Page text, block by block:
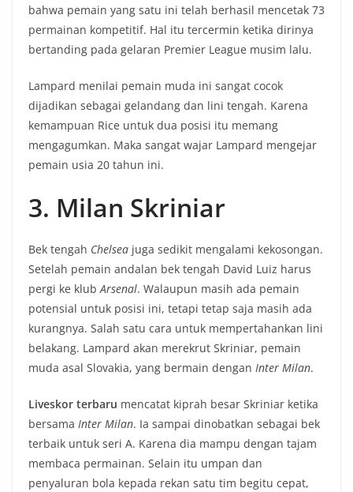
bahwa pemain yang satu ini telah berhasil mencetak 73
permainan kompetitif. Hal itu tercermin ketika dirinya
bertanding pada gelaran Premier League musim lalu.
Lampard menilai pemain muda ini sangat cocok
dijadikan sebagai gelandang dan lini tengah. Karena
kemampuan Rice untuk dua posisi itu memang
mengagumkan. Maka sangat wajar Lampard mengejar
pemain usia 20 tahun ini.
3. Milan Skriniar
Bek tengah Chelsea juga sedikit mengalami kekosongan.
Setelah pemain andalan bek tengah David Luiz harus
pergi ke klubArsenal. Walaupun masih ada pemain
potensial untuk posisi ini, tetapi tetap saja masih ada
kurangnya. Salah satu cara untuk mempertahankan lini
belakang. Lampard akan merekrut Skriniar, pemain
muda asal Slovakia, yang bermain dengan Inter Milan.
Liveskor terbaru mencatat kiprah besar Skriniar ketika
bersama Inter Milan. Ia sampai dinobatkan sebagai bek
terbaik untuk seri A. Karena dia mampu dengan tajam
membaca permainan. Selain itu umpan dan
penyaluran bola kepada rekan satu tim begitu cepat,